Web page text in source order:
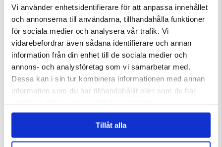
Vi använder enhetsidentifierare för att anpassa innehållet
och annonserna till användarna, tillhandahålla funktioner
för sociala medier och analysera vår trafik. Vi
vidarebefordrar även sådana identifierare och annan
information från din enhet till de sociala medier och
annons- och analysföretag som vi samarbetar med.
Dessa kan i sin tur kombinera informationen med annan
information som du har tillhandahållit eller som de har
Tillåt alla